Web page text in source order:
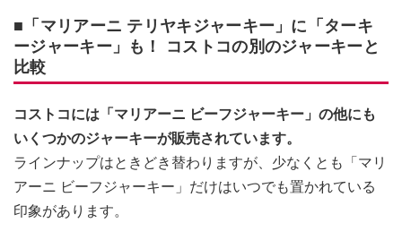
■「マリアーニ テリヤキジャーキー」に「ターキ
ージャーキー」も！ コストコの別のジャーキーと
比較
コストコには「マリアーニ ビーフジャーキー」の他にも
いくつかのジャーキーが販売されています。
ラインナップはときどき替わりますが、少なくとも「マリ
アーニ ビーフジャーキー」だけはいつでも置かれている
印象があります。